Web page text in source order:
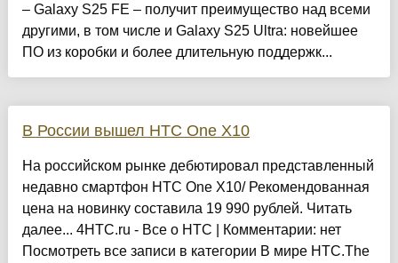
– Galaxy S25 FE – получит преимущество над всеми
другими, в том числе и Galaxy S25 Ultra: новейшее
ПО из коробки и более длительную поддержк...
В России вышел HTC One X10
На российском рынке дебютировал представленный
недавно смартфон HTC One X10/ Рекомендованная
цена на новинку составила 19 990 рублей. Читать
далее... 4HTC.ru - Все о HTC | Комментарии: нет
Посмотреть все записи в категории В мире HTC.The